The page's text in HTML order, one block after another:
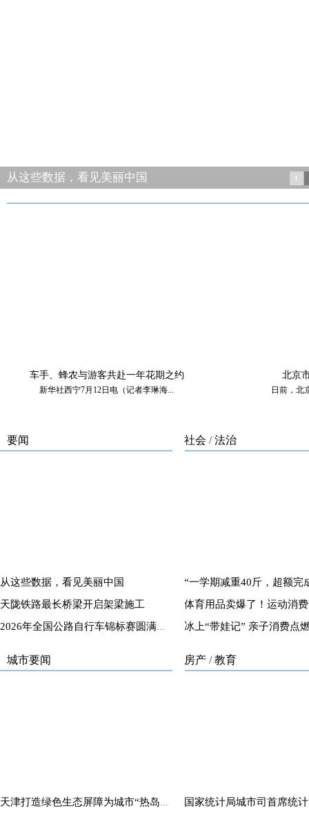
从这些数据，看见美丽中国 1
车手、蜂农与游客共赴一年花期之约
新华社西宁7月12日电（记者李琳海...
北京
日前，北
要闻
从这些数据，看见美丽中国
天陇铁路最长桥梁开启架梁施工
2026年全国公路自行车锦标赛圆满落幕
社会 /法治
城市要闻
天津打造绿色生态屏障为城市“热岛”降温
房产 /教育